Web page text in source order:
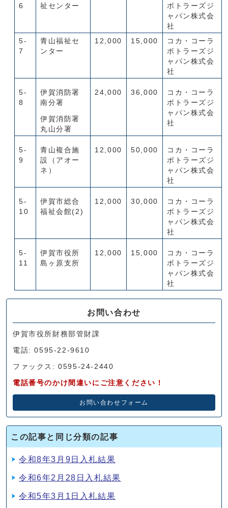
6
祉センター
ボトラーズジ
ャパン株式会
社
5-
7
青山福祉セ
ンター
12,000 15,000
コカ・コーラ
ボトラーズジ
ャパン株式会
社
5-
8
伊賀消防署
南分署
伊賀消防署
丸山分署
24,000 36,000
コカ・コーラ
ボトラーズジ
ャパン株式会
社
5-
9
青山複合施
設（アオー
ネ）
12,000 50,000
コカ・コーラ
ボトラーズジ
ャパン株式会
社
5-
10
伊賀市総合
福祉会館(2)
12,000 30,000
コカ・コーラ
ボトラーズジ
ャパン株式会
社
5-
11
伊賀市役所
島ヶ原支所
12,000 15,000
コカ・コーラ
ボトラーズジ
ャパン株式会
社
お問い合わせ
伊賀市役所財務部管財課
電話: 0595-22-9610
ファックス: 0595-24-2440
電話番号のかけ間違いにご注意ください！
お問い合わせフォーム
この記事と同じ分類の記事
令和8年3月9日入札結果
令和6年2月28日入札結果
令和5年3月1日入札結果